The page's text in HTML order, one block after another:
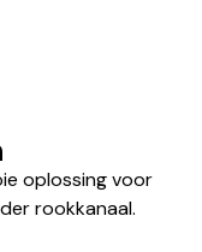
oplossing voor
rookkanaal.